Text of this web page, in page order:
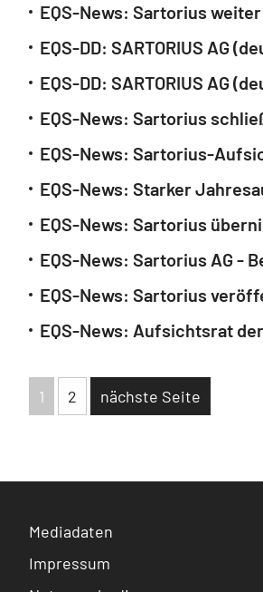
EQS-News: Sartorius
EQS-DD: SARTORIUS AG
EQS-DD: SARTORIUS AG
EQS-News: Sartorius
EQS-News: Sartorius-
EQS-News: Starker
EQS-News: Sartorius
EQS-News: Sartorius AG -
EQS-News: Sartorius
EQS-News: Aufsichtsrat
1 2 nächste Seite
Mediadaten
Impressum